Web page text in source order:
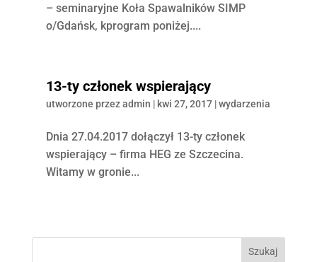
– seminaryjne Koła Spawalników SIMP
o/Gdańsk, kprogram poniżej....
13-ty członek wspierający
utworzone przezadmin | kwi 27, 2017|wydarzenia
Dnia 27.04.2017 dołączył 13-ty członek
wspierający – firma HEG ze Szczecina.
Witamy w gronie...